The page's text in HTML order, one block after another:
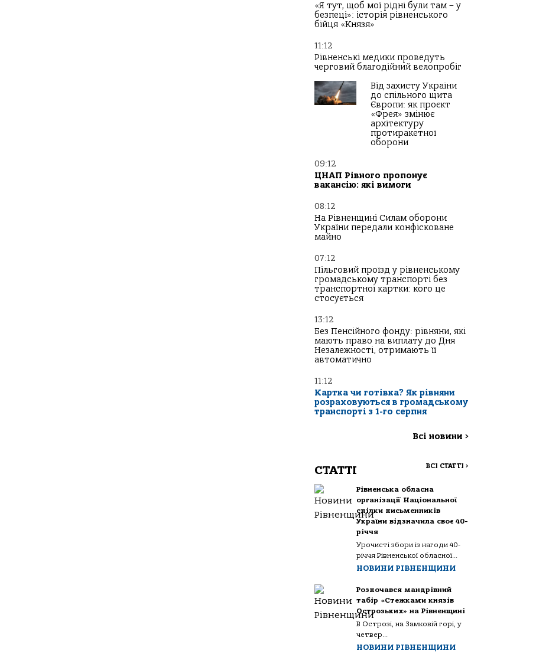
«Я тут, щоб мої рідні були там – у
безпеці»: історія рівненського
бійця «Князя»
11:12
Рівненські медики проведуть
черговий благодійний велопробіг
Від захисту України
до спільного щита
Європи: як проєкт
«Фрея» змінює
архітектуру
протиракетної
оборони
09:12
ЦНАП Рівного пропонує
вакансію: які вимоги
08:12
На Рівненщині Силам оборони
України передали конфісковане
майно
07:12
Пільговий проїзд у рівненському
громадському транспорті без
транспортної картки: кого це
стосується
13:12
Без Пенсійного фонду: рівняни, які
мають право на виплату до Дня
Незалежності, отримають її
автоматично
11:12
Картка чи готівка? Як рівняни
розраховуються в громадському
транспорті з 1-го серпня
Всі новини >
СТАТТІ ВСІ СТАТТІ >
Рівненська обласна
організації Національної
спілки письменників
України відзначила своє 40-
річчя
Урочисті збори із нагоди 40-
річчя Рівненської обласної...
НОВИНИ РІВНЕНЩИНИ
Розпочався мандрівний
табір «Стежками князів
Острозьких» на Рівненщині
В Острозі, на Замковій горі, у
четвер...
НОВИНИ РІВНЕНЩИНИ